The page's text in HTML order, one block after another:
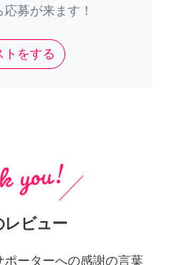
募が来ます！
トをする
レビュー
ーターへの感謝の言葉